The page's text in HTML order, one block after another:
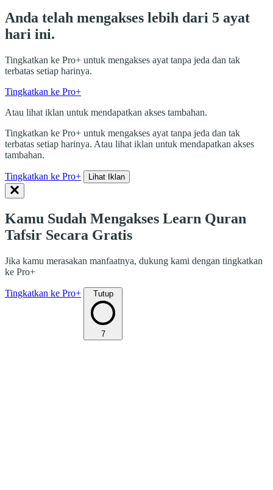
Anda telah mengakses lebih dari 5 ayat
hari ini.
Tingkatkan ke Pro+ untuk mengakses ayat tanpa jeda dan tak
terbatas setiap harinya.
Tingkatkan ke Pro+
Atau lihat iklan untuk mendapatkan akses tambahan.
Tingkatkan ke Pro+ untuk mengakses ayat tanpa jeda dan tak
terbatas setiap harinya. Atau lihat iklan untuk mendapatkan akses
tambahan.
Tingkatkan ke Pro+ Lihat Iklan
Kamu Sudah Mengakses Learn Quran
Tafsir Secara Gratis
Jika kamu merasakan manfaatnya, dukung kami dengan tingkatkan
ke Pro+
Tingkatkan ke Pro+ Tutup
7